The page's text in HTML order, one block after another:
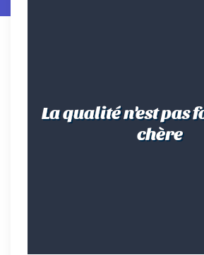
La qualité n'est pas
chère